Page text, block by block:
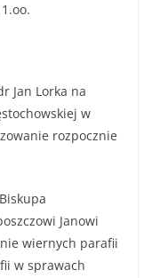
Jan Lorka na
w
rozpocznie
Janowi
wiernych parafii
w sprawach